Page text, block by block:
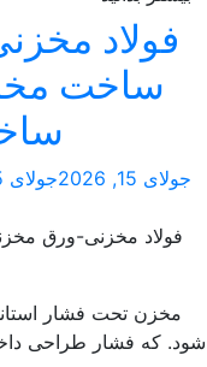
فولاد
ساخت
15, 2026 جولای 15, 2026
فولاد مخزنی-ورق